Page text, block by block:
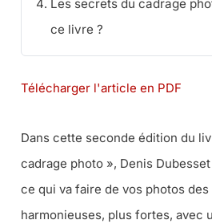
Les secrets du cadrage
ce livre ?
Télécharger l'article en PDF
Dans cette seconde édition du
cadrage photo », Denis
ce qui va faire de vos photos
harmonieuses, plus fortes, avec